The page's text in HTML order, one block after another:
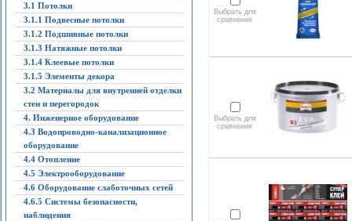
3.1 Потолки
3.1.1 Подвесные потолки
3.1.2 Подшивные потолки
3.1.3 Натяжные потолки
3.1.4 Клеевые потолки
3.1.5 Элементы декора
3.2 Материалы для внутренней отделки
стен и перегородок
4. Инженерное оборудование
4.3 Водопроводно-канализационное
оборудование
4.4 Отопление
4.5 Электрооборудование
4.6 Оборудование слаботочных сетей
4.6.5 Системы безопасности,
наблюдения
Выбрать для
сравнения
Выбрать для
сравнения